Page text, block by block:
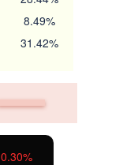
8.49%
31.42%
0.30%